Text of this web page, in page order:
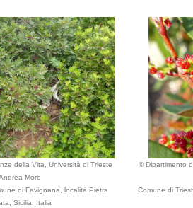
della Vita, Università di Trieste
Moro
di Favignana, località Pietra
Sicilia, Italia
© Dipartimento
Comune di